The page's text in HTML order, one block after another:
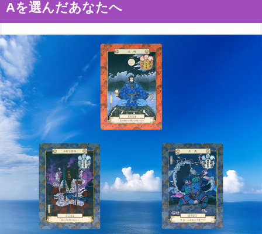
Aを選んだあなたへ